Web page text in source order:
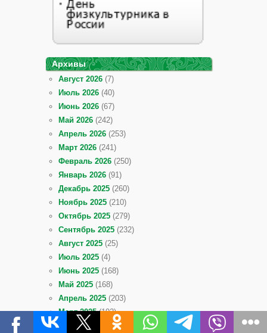
Архивы
Август 2026 (7)
Июль 2026 (40)
Июнь 2026 (67)
Май 2026 (242)
Апрель 2026 (253)
Март 2026 (241)
Февраль 2026 (250)
Январь 2026 (91)
Декабрь 2025 (260)
Ноябрь 2025 (210)
Октябрь 2025 (279)
Сентябрь 2025 (232)
Август 2025 (25)
Июль 2025 (4)
Июнь 2025 (168)
Май 2025 (168)
Апрель 2025 (203)
Март 2025(192)
Февраль 2025 (189)